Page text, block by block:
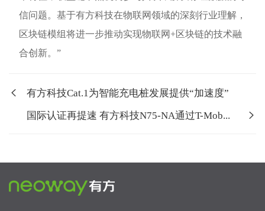
信问题。基于有方科技在物联网领域的深刻行业理解，
区块链模组将进一步推动实现物联网+区块链的技术融
合创新。”
有方科技Cat.1为智能充电桩发展提供“加速度”
国际认证再提速 有方科技N75-NA通过T-Mob...